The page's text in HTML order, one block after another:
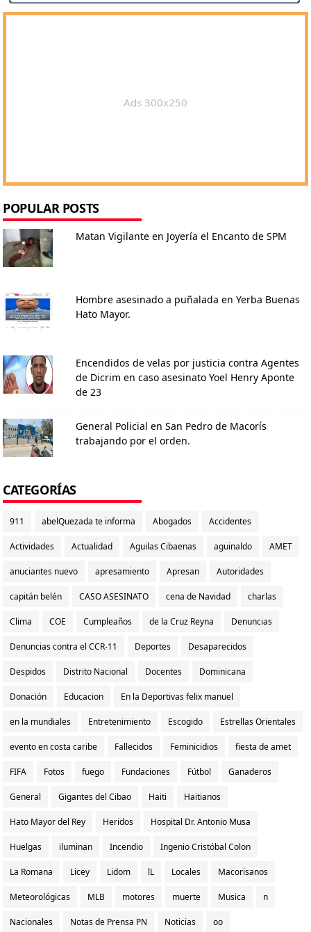
Ads 300x250
POPULAR POSTS
Matan Vigilante en Joyería el Encanto de SPM
Hombre asesinado a puñalada en Yerba Buenas
Hato Mayor.
Encendidos de velas por justicia contra Agentes
de Dicrim en caso asesinato Yoel Henry Aponte
de 23
General Policial en San Pedro de Macorís
trabajando por el orden.
CATEGORÍAS
911 abelQuezada te informa Abogados Accidentes
Actividades Actualidad Aguilas Cibaenas aguinaldo AMET
anuciantes nuevo apresamiento Apresan Autoridades
capitán belén CASO ASESINATO cena de Navidad charlas
Clima COE Cumpleaños de la Cruz Reyna Denuncias
Denuncias contra el CCR-11 Deportes Desaparecidos
Despidos Distrito Nacional Docentes Dominicana
Donación Educacion En la Deportivas felix manuel
en la mundiales Entretenimiento Escogido Estrellas Orientales
evento en costa caribe Fallecidos Feminicidios fiesta de amet
FIFA Fotos fuego Fundaciones Fútbol Ganaderos
General Gigantes del Cibao Haiti Haitianos
Hato Mayor del Rey Heridos Hospital Dr. Antonio Musa
Huelgas iluminan Incendio Ingenio Cristóbal Colon
La Romana Licey Lidom lL Locales Macorisanos
Meteorológicas MLB motores muerte Musica n
Nacionales Notas de Prensa PN Noticias oo